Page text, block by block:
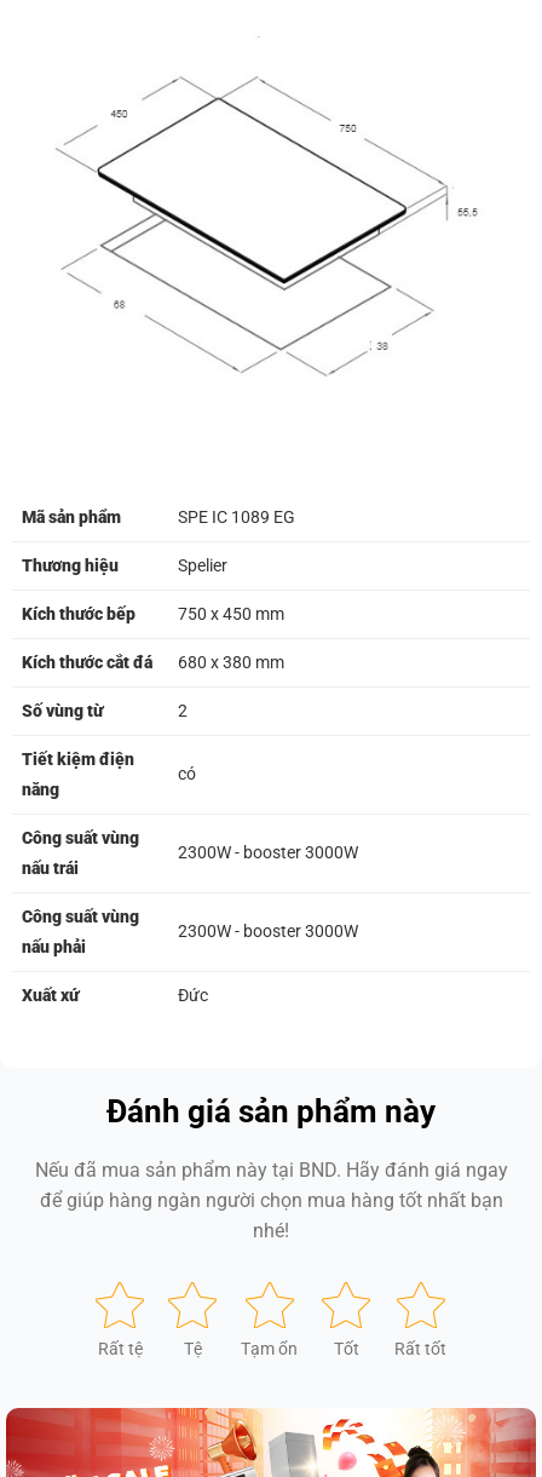
Mã sản phẩm SPE IC 1089 EG
Thương hiệu Spelier
Kích thước bếp 750 x 450 mm
Kích thước cắt đá 680 x 380 mm
Số vùng từ 2
Tiết kiệm điện
năng
có
Công suất vùng
nấu trái
2300W - booster 3000W
Công suất vùng
nấu phải
2300W - booster 3000W
Xuất xứ Đức
Đánh giá sản phẩm này
Nếu đã mua sản phẩm này tại BND. Hãy đánh giá ngay
để giúp hàng ngàn người chọn mua hàng tốt nhất bạn
nhé!
Rất tệ Tệ Tạm ổn Tốt Rất tốt